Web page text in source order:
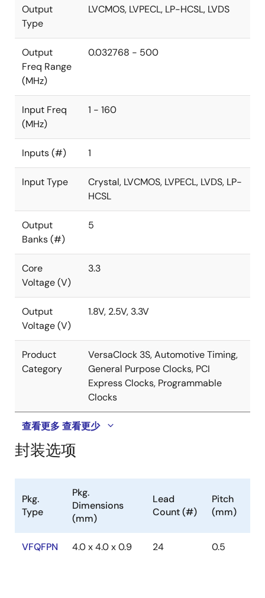
Output
Type
LVCMOS, LVPECL, LP-HCSL, LVDS
Output
Freq Range
(MHz)
0.032768 - 500
Input Freq
(MHz)
1 - 160
Inputs (#) 1
Input Type
Crystal, LVCMOS, LVPECL, LVDS, LP-
HCSL
Output
Banks (#)
5
Core
Voltage (V)
3.3
Output
Voltage (V)
1.8V, 2.5V, 3.3V
Product
Category
VersaClock 3S, Automotive Timing,
General Purpose Clocks, PCI
Express Clocks, Programmable
Clocks
查看更多查看更少
封装选项
Pkg.
Type
Pkg.
Dimensions
(mm)
Lead
Count (#)
Pitch
(mm)
VFQFPN 4.0 x 4.0 x 0.9 24 0.5